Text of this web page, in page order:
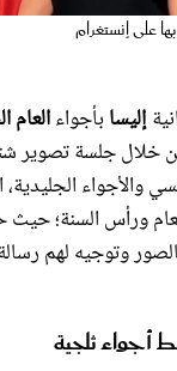
على إنستغرام
إليسا بأجواءالعام
خلال جلسة تصوير
والأجواء
العام ورأس السنة؛
وتوجيه لهم
أجواء ثلجية
مجلة سيدتي